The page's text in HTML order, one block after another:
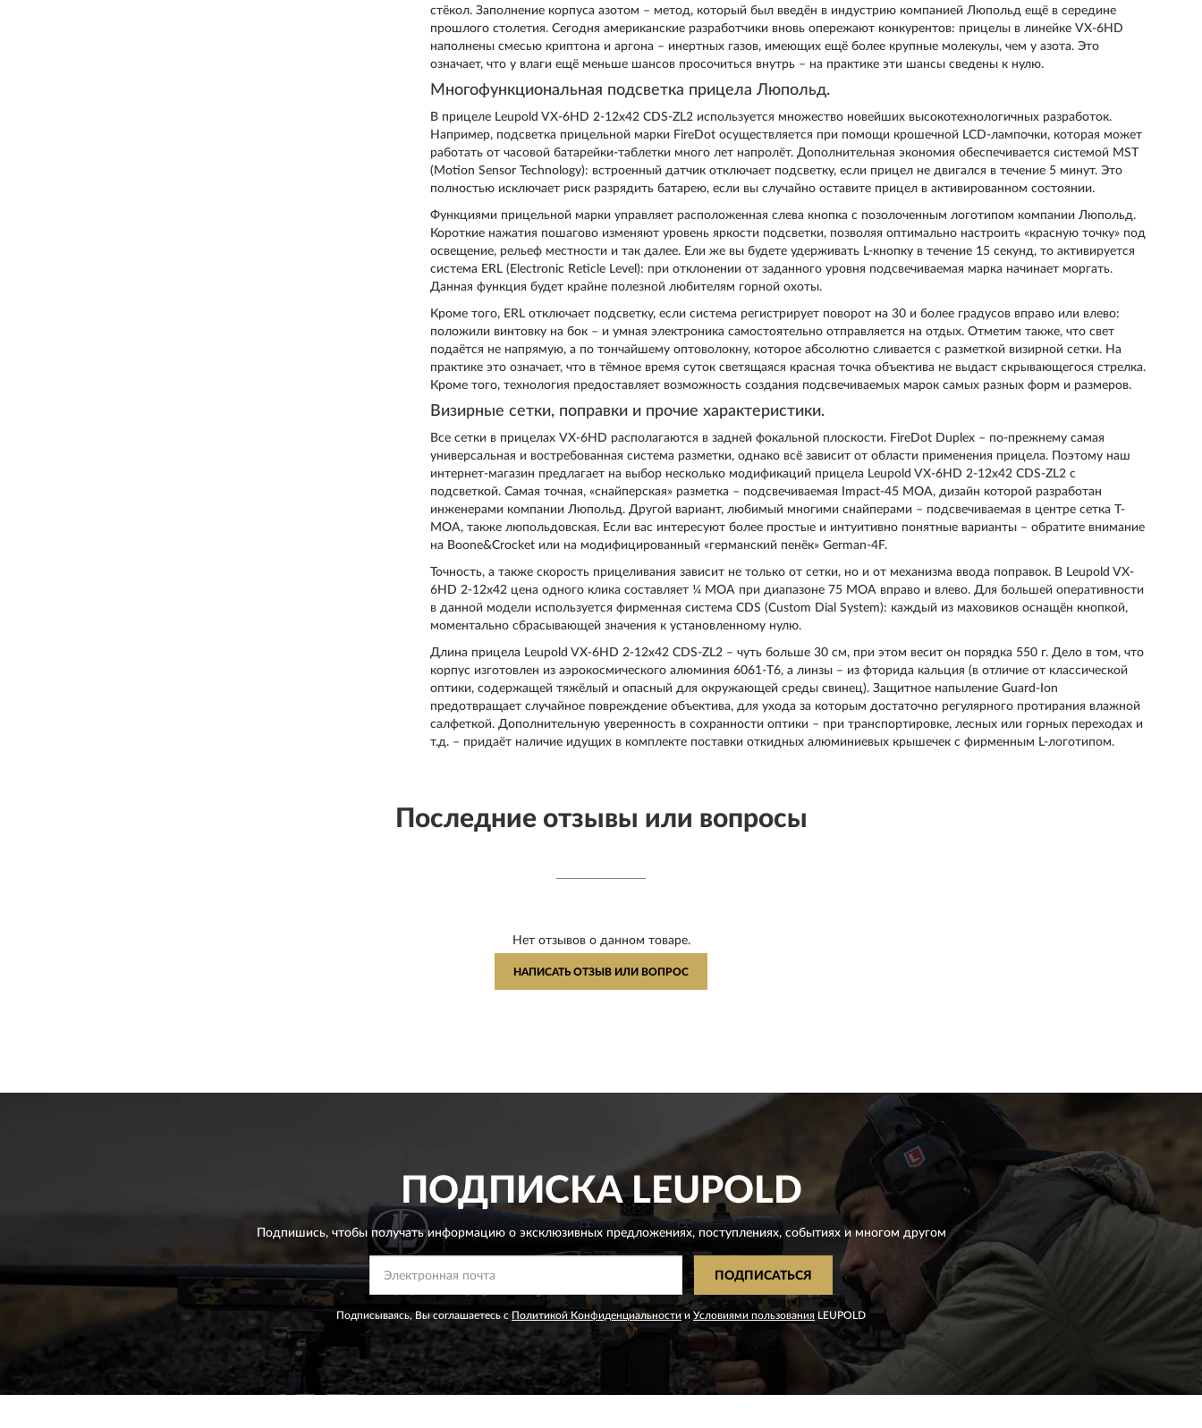
стёкол. Заполнение корпуса азотом – метод, который был введён в индустрию компанией Люпольд ещё в середине
прошлого столетия. Сегодня американские разработчики вновь опережают конкурентов: прицелы в линейке VX-6HD
наполнены смесью криптона и аргона – инертных газов, имеющих ещё более крупные молекулы, чем у азота. Это
означает, что у влаги ещё меньше шансов просочиться внутрь – на практике эти шансы сведены к нулю.
Многофункциональная подсветка прицела Люпольд.
В прицеле Leupold VX-6HD 2-12x42 CDS-ZL2 используется множество новейших высокотехнологичных разработок.
Например, подсветка прицельной марки FireDot осуществляется при помощи крошечной LCD-лампочки, которая может
работать от часовой батарейки-таблетки много лет напролёт. Дополнительная экономия обеспечивается системой MST
(Motion Sensor Technology): встроенный датчик отключает подсветку, если прицел не двигался в течение 5 минут. Это
полностью исключает риск разрядить батарею, если вы случайно оставите прицел в активированном состоянии.
Функциями прицельной марки управляет расположенная слева кнопка с позолоченным логотипом компании Люпольд.
Короткие нажатия пошагово изменяют уровень яркости подсветки, позволяя оптимально настроить «красную точку» под
освещение, рельеф местности и так далее. Ели же вы будете удерживать L-кнопку в течение 15 секунд, то активируется
система ERL (Electronic Reticle Level): при отклонении от заданного уровня подсвечиваемая марка начинает моргать.
Данная функция будет крайне полезной любителям горной охоты.
Кроме того, ERL отключает подсветку, если система регистрирует поворот на 30 и более градусов вправо или влево:
положили винтовку на бок – и умная электроника самостоятельно отправляется на отдых. Отметим также, что свет
подаётся не напрямую, а по тончайшему оптоволокну, которое абсолютно сливается с разметкой визирной сетки. На
практике это означает, что в тёмное время суток светящаяся красная точка объектива не выдаст скрывающегося стрелка.
Кроме того, технология предоставляет возможность создания подсвечиваемых марок самых разных форм и размеров.
Визирные сетки, поправки и прочие характеристики.
Все сетки в прицелах VX-6HD располагаются в задней фокальной плоскости. FireDot Duplex – по-прежнему самая
универсальная и востребованная система разметки, однако всё зависит от области применения прицела. Поэтому наш
интернет-магазин предлагает на выбор несколько модификаций прицела Leupold VX-6HD 2-12x42 CDS-ZL2 с
подсветкой. Самая точная, «снайперская» разметка – подсвечиваемая Impact-45 MOA, дизайн которой разработан
инженерами компании Люпольд. Другой вариант, любимый многими снайперами – подсвечиваемая в центре сетка T-
MOA, также люпольдовская. Если вас интересуют более простые и интуитивно понятные варианты – обратите внимание
на Boone&Crocket или на модифицированный «германский пенёк» German-4F.
Точность, а также скорость прицеливания зависит не только от сетки, но и от механизма ввода поправок. В Leupold VX-
6HD 2-12x42 цена одного клика составляет ¼ МОА при диапазоне 75 МОА вправо и влево. Для большей оперативности
в данной модели используется фирменная система CDS (Custom Dial System): каждый из маховиков оснащён кнопкой,
моментально сбрасывающей значения к установленному нулю.
Длина прицела Leupold VX-6HD 2-12x42 CDS-ZL2 – чуть больше 30 см, при этом весит он порядка 550 г. Дело в том, что
корпус изготовлен из аэрокосмического алюминия 6061-T6, а линзы – из фторида кальция (в отличие от классической
оптики, содержащей тяжёлый и опасный для окружающей среды свинец). Защитное напыление Guard-Ion
предотвращает случайное повреждение объектива, для ухода за которым достаточно регулярного протирания влажной
салфеткой. Дополнительную уверенность в сохранности оптики – при транспортировке, лесных или горных переходах и
т.д. – придаёт наличие идущих в комплекте поставки откидных алюминиевых крышечек с фирменным L-логотипом.
Последние отзывы или вопросы
Нет отзывов о данном товаре.
НАПИСАТЬ ОТЗЫВ ИЛИ ВОПРОС
ПОДПИСКАLEUPOLD
Подпишись, чтобы получать информацию о эксклюзивных предложениях,поступлениях, событиях и многом другом
ПОДПИСАТЬСЯ
Подписываясь, Вы соглашаетесь с Политикой Конфиденциальности и Условиями пользования LEUPOLD